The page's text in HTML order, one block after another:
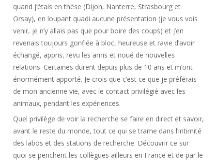
quand j’étais en thèse (Dijon, Nanterre, Strasbourg et
Orsay), en loupant quadi aucune présentation (je vous vois
venir, je n’y allais pas que pour boire des coups) et j’en
revenais toujours gonflée à bloc, heureuse et ravie d’avoir
échangé, appris, revu les amis et noué de nouvelles
relations. Certaines durent depuis plus de 10 ans et m’ont
énormément apporté. Je crois que c’est ce que je préférais
de mon ancienne vie, avec le contact privilégié avec les
animaux, pendant les expériences.
Quel privilège de voir la recherche se faire en direct et savoir,
avant le reste du monde, tout ce qui se trame dans l’intimité
des labos et des stations de recherche. Découvrir ce sur
quoi se penchent les collègues ailleurs en France et de par le